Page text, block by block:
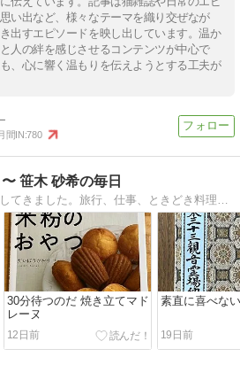
い出など、様々なテーマを織り交ぜなが
出すエピソードを映し出しています。温か
人の絆を感じさせるコンテンツが中心で
、心に響く温もりを伝えようとする工夫が
間IN:780
笹木 砂希の毎日
gooブログから引っ越してきました。旅行、仕事、ときどき料理。私のワハハな日常を紹介します。
30分待つのだ 焼き立てマド
レーヌ
12日前
素直に喜べな
19日前